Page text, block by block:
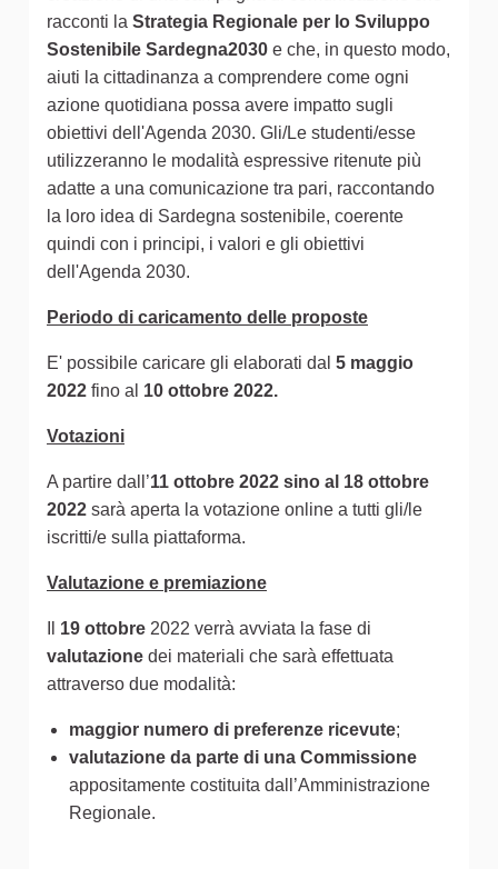
racconti la Strategia Regionale per lo Sviluppo
Sostenibile Sardegna2030 e che, in questo modo,
aiuti la cittadinanza a comprendere come ogni
azione quotidiana possa avere impatto sugli
obiettivi dell'Agenda 2030. Gli/Le studenti/esse
utilizzeranno le modalità espressive ritenute più
adatte a una comunicazione tra pari, raccontando
la loro idea di Sardegna sostenibile, coerente
quindi con i principi, i valori e gli obiettivi
dell'Agenda 2030.
Periodo di caricamento delle proposte
E' possibile caricare gli elaborati dal 5 maggio
2022 fino al 10 ottobre 2022.
Votazioni
A partire dall’11 ottobre 2022 sino al 18 ottobre
2022 sarà aperta la votazione online a tutti gli/le
iscritti/e sulla piattaforma.
Valutazione e premiazione
19 ottobre 2022 verrà avviata la fase di
valutazione dei materiali che sarà effettuata
attraverso due modalità:
maggior numero di preferenze ricevute;
valutazione da parte di una Commissione
appositamente costituita dall’Amministrazione
Regionale.